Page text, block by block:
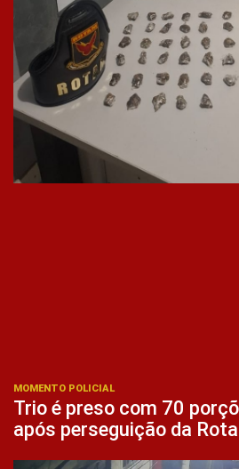
MOMENTO POLICIAL
Trio é preso com 70
após perseguição da